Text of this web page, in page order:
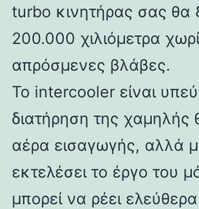
turbo κινητήρας σας θα
200.000 χιλιόμετρα
απρόσμενες βλάβες.
Το intercooler είναι
διατήρηση της χαμηλής
αέρα εισαγωγής, αλλά
εκτελέσει το έργο του
μπορεί να ρέει